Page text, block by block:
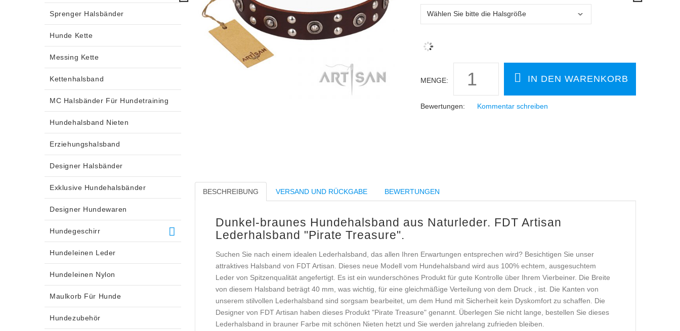
MENGE:
Bewertungen: Kommentar schreiben
BESCHREIBUNG VERSAND UND RÜCKGABE BEWERTUNGEN
Dunkel-braunes Hundehalsband aus Naturleder. FDT Artisan
Lederhalsband "Pirate Treasure".
Suchen Sie nach einem idealen Lederhalsband, das allen Ihren Erwartungen entsprechen wird? Besichtigen Sie unser
attraktives Halsband von FDT Artisan. Dieses neue Modell vom Hundehalsband wird aus 100% echtem, ausgesuchtem
Leder von Spitzenqualität angefertigt. Es ist ein wunderschönes Produkt für gute Kontrolle über Ihrem Vierbeiner. Die Breite
von diesem Halsband beträgt 40 mm, was wichtig, für eine gleichmäßige Verteilung von dem Druck , ist. Die Kanten von
unserem stilvollen Lederhalsband sind sorgsam bearbeitet, um dem Hund mit Sicherheit kein Dyskomfort zu schaffen. Die
Designer von FDT Artisan haben dieses Produkt "Pirate Treasure" genannt. Überlegen Sie nicht lange, bestellen Sie dieses
Lederhalsband in brauner Farbe mit schönen Nieten hetzt und Sie werden jahrelang zufrieden bleiben.
Sprenger Halsbänder
Hunde Kette
Messing Kette
Kettenhalsband
MC Halsbänder Für Hundetraining
Hundehalsband Nieten
Erziehungshalsband
Designer Halsbänder
Exklusive Hundehalsbänder
Designer Hundewaren
Hundegeschirr
Hundeleinen Leder
Hundeleinen Nylon
Maulkorb Für Hunde
Hundezubehör